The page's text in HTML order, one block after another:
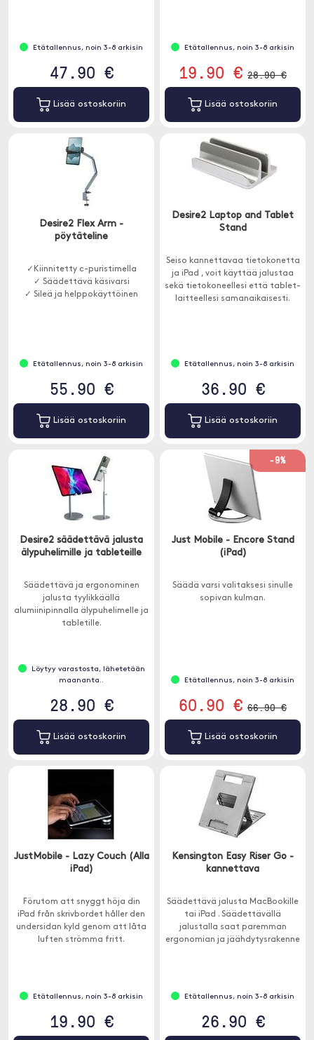
Etätallennus, noin 3-8 arkisin
47.90 €
Lisää ostoskoriin
Etätallennus, noin 3-8 arkisin
19.90 € 28.90 €
Lisää ostoskoriin
Desire2 Flex Arm -
pöytäteline
✓Kiinnitetty c-puristimella
✓ Säädettävä käsivarsi
✓ Sileä ja helppokäyttöinen
Etätallennus, noin 3-8 arkisin
55.90 €
Lisää ostoskoriin
Desire2 Laptop and Tablet
Stand
Seiso kannettavaa tietokonetta
ja iPad , voit käyttää jalustaa
sekä tietokoneellesi että tablet-
laitteellesi samanaikaisesti.
Etätallennus, noin 3-8 arkisin
36.90 €
Lisää ostoskoriin
Desire2 säädettävä jalusta
älypuhelimille ja tableteille
Säädettävä ja ergonominen
jalusta tyylikkäällä
alumiinipinnalla älypuhelimelle ja
tabletille.
Löytyy varastosta, lähetetään
maananta..
28.90 €
Lisää ostoskoriin
-9%
Just Mobile - Encore Stand
(iPad)
Säädä varsi valitaksesi sinulle
sopivan kulman.
Etätallennus, noin 3-8 arkisin
60.90 € 66.90 €
Lisää ostoskoriin
JustMobile - Lazy Couch (Alla
iPad)
Förutom att snyggt höja din
iPad från skrivbordet håller den
undersidan kyld genom att låta
luften strömma fritt.
Etätallennus, noin 3-8 arkisin
19.90 €
Kensington Easy Riser Go -
kannettava
Säädettävä jalusta MacBookille
tai iPad . Säädettävällä
jalustalla saat paremman
ergonomian ja jäähdytysrakenne
Etätallennus, noin 3-8 arkisin
26.90 €